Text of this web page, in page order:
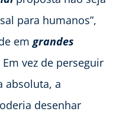
para humanos”,
em grandes
Em vez de perseguir
absoluta, a
desenhar